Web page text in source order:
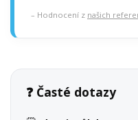
– Hodnocení z našich
❓ Časté dotazy